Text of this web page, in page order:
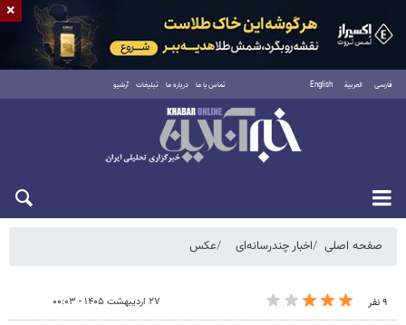
فارسی العربية English تماس با ما درباره ما تبلیغات آرشیو
دوشنبه ۱۹ مرداد ۱۴۰۵
صفحه اصلی اخبار چندرسانه‌ای عکس
۹ نفر ۲۷ اردیبهشت ۱۴۰۵ - ۰۰:۰۳
×